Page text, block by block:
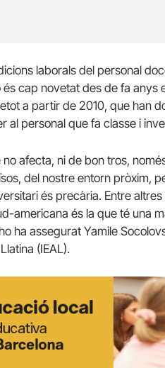
laborals del personal
és cap novetat des de fa
a partir de 2010, que han
al personal que fa classe i
no afecta, ni de bon tros,
del nostre entorn pròxim,
és precària. Entre
americana és la que té una
ha assegurat Yamile
(IEAL).